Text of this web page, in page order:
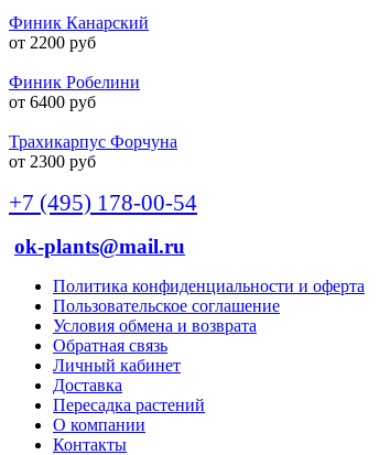
Финик Канарский
от 2200 руб
Финик Робелини
от 6400 руб
Трахикарпус Форчуна
от 2300 руб
+7 (495) 178-00-54
ok-plants@mail.ru
Политика конфиденциальности и оферта
Пользовательское соглашение
Условия обмена и возврата
Обратная связь
Личный кабинет
Доставка
Пересадка растений
О компании
Контакты